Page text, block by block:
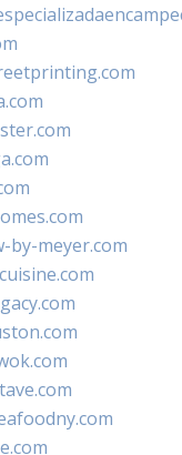
by-meyer.com